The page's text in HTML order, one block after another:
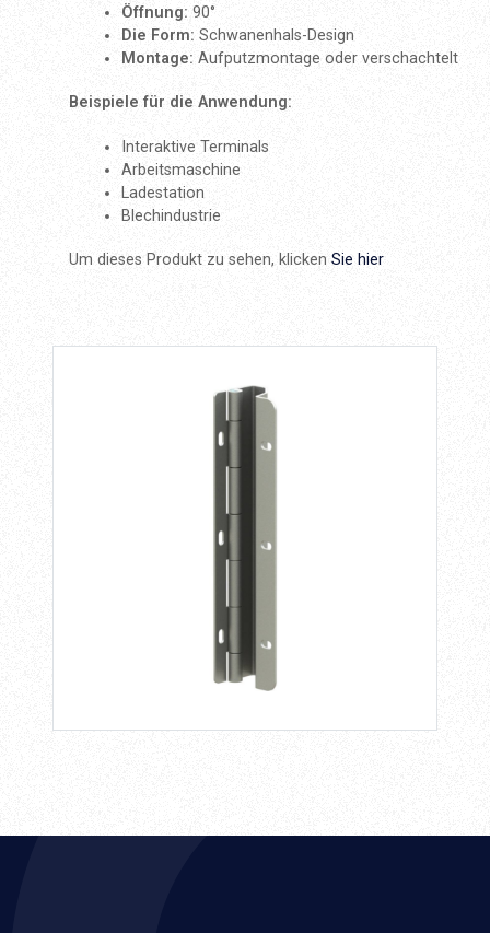
Öffnung: 90°
Die Form: Schwanenhals-Design
Montage: Aufputzmontage oder verschachtelt
Beispiele für die Anwendung:
Interaktive Terminals
Arbeitsmaschine
Ladestation
Blechindustrie
Um dieses Produkt zu sehen, klicken Sie hier